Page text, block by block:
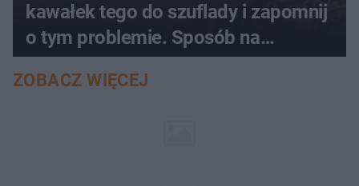
kawałek tego do szuflady i zapomnij
o tym problemie. Sposób na
pociemniałą biżuterię
ZOBACZ WIĘCEJ